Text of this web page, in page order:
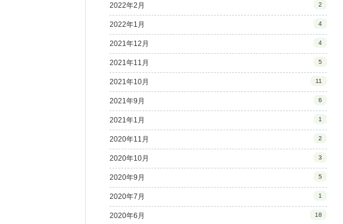
2022年2月 2
2022年1月 4
2021年12月 4
2021年11月 5
2021年10月 11
2021年9月 6
2021年1月 1
2020年11月 2
2020年10月 3
2020年9月 5
2020年7月 1
2020年6月 18